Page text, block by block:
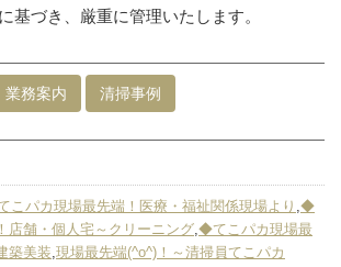
基づき、厳重に管理いたします。
業務案内 清掃事例
こパカ現場最先端！医療・福祉関係現場より ,◆
店舗・個人宅～クリーニング,◆てこパカ現場最
築美装,現場最先端(^o^)！～清掃員てこパカ